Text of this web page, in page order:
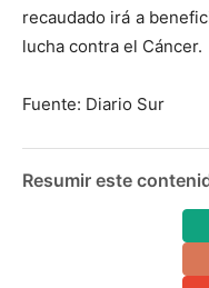
recaudado irá a
lucha contra el Cáncer.
Fuente: Diario Sur
Resumir este